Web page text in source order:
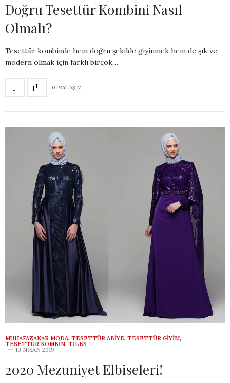
Doğru Tesettür Kombini Nasıl
Olmalı?
Tesettür kombinde hem doğru şekilde giyinmek hem de şık ve
modern olmak için farklı birçok…
0 PAYLAŞIM
MUHAFAZAKAR MODA, TESETTÜR ABIYE, TESETTÜR GIYIM,
TESETTÜR KOMBIN, TILES
10 NISAN 2019
2020 Mezuniyet Elbiseleri!